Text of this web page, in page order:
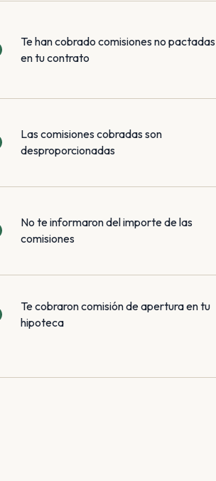
Te han cobrado comisiones no pactadas
en tu contrato
Las comisiones cobradas son
desproporcionadas
No te informaron del importe de las
comisiones
Te cobraron comisión de apertura en tu
hipoteca